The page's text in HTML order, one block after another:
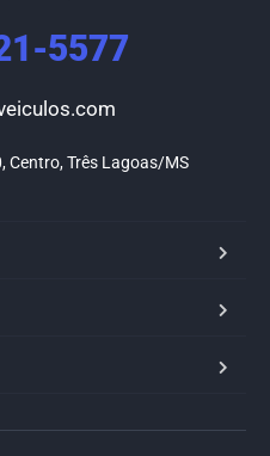
5577
Centro, Três Lagoas/MS